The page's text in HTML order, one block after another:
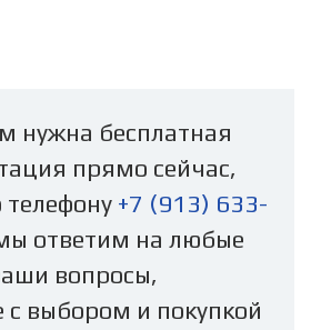
нужна бесплатная
прямо сейчас,
телефону +7 (913) 633-
ответим на любые
вопросы,
с выбором и покупкой